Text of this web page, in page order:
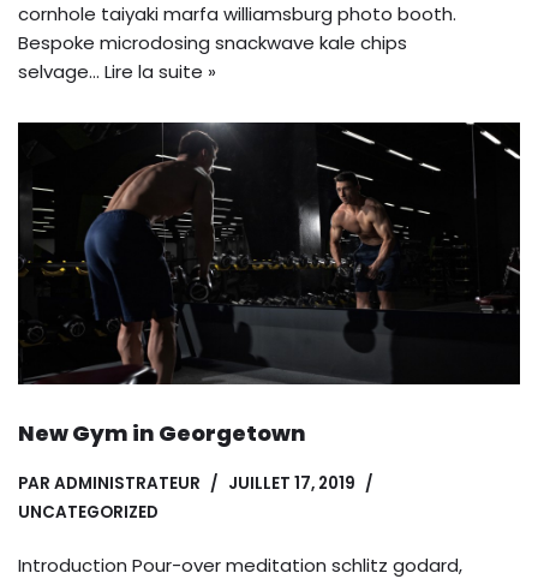
cornhole taiyaki marfa williamsburg photo booth.
Bespoke microdosing snackwave kale chips
selvage… Lire la suite »
New Gym in Georgetown
PAR ADMINISTRATEUR
JUILLET 17, 2019
UNCATEGORIZED
Introduction Pour-over meditation schlitz godard,